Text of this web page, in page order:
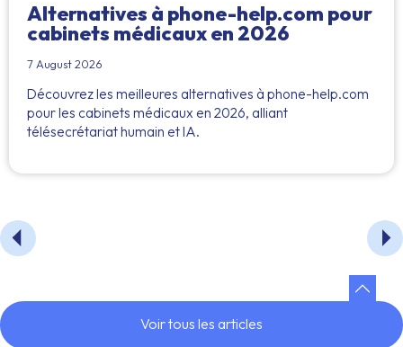
Alternatives à phone-help.com pour
cabinets médicaux en 2026
7 August 2026
Découvrez les meilleures alternatives à phone-help.com
pour les cabinets médicaux en 2026, alliant
télésecrétariat humain et IA.
Voir tous les articles